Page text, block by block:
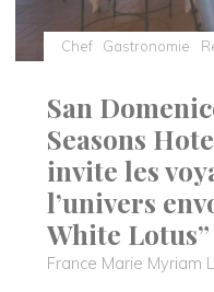
Chef Gastronomie
San
Seasons
invite les
l’univers
White Lotus”
France Marie Myriam